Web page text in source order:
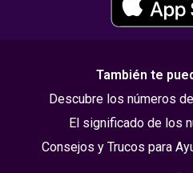
También te
Descubre los números
El significado de los
Consejos y Trucos para